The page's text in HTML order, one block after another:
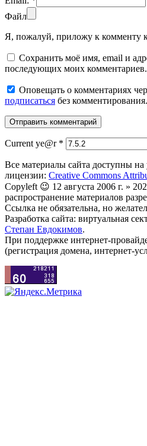
Файл
Я, пожалуй, приложу к комменту
Сохранить моё имя, email и
последующих моих комментариев.
Оповещать о комментариях
подписаться без комментирования.
Current ye@r *
Все материалы сайта доступны
лицензии: Creative Commons
Copyleft 😉 12 августа 2006 г. »
распространение материалов
Ссылка не обязательна, но
Разработка сайта: виртуальная
Степан Евдокимов.
При поддержке интернет-
(регистрация домена, интернет-